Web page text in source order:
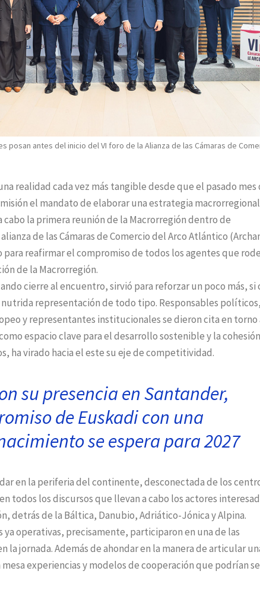
antes del inicio del VI foro de la Alianza de las Cámaras de
realidad cada vez más tangible desde que el pasado mes
el mandato de elaborar una estrategia
la primera reunión de la Macrorregión dentro de
de las Cámaras de Comercio del Arco Atlántico
reafirmar el compromiso de todos los agentes que
de la Macrorregión.
cierre al encuentro, sirvió para reforzar un poco más, si
representación de todo tipo. Responsables políticos,
y representantes institucionales se dieron cita en torno
espacio clave para el desarrollo sostenible y la cohesión
ha virado hacia el este su eje de competitividad.
su presencia en Santander,
de Euskadi con una
se espera para 2027
en la periferia del continente, desconectada de los
todos los discursos que llevan a cabo los actores
detrás de la Báltica, Danubio, Adriático-Jónica y Alpina.
operativas, precisamente, participaron en una de las
jornada. Además de ahondar en la manera de articular
experiencias y modelos de cooperación que podrían